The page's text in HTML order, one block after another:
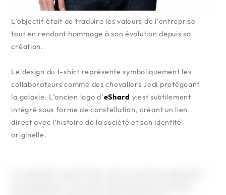
L’objectif était de traduire les valeurs de l’entreprise
tout en rendant hommage à son évolution depuis sa
création.
Le design du t-shirt représente symboliquement les
collaborateurs comme des chevaliers Jedi protégeant
la galaxie. L’ancien logo d’eShard y est subtilement
intégré sous forme de constellation, créant un lien
direct avec l’histoire de la société et son identité
originelle.